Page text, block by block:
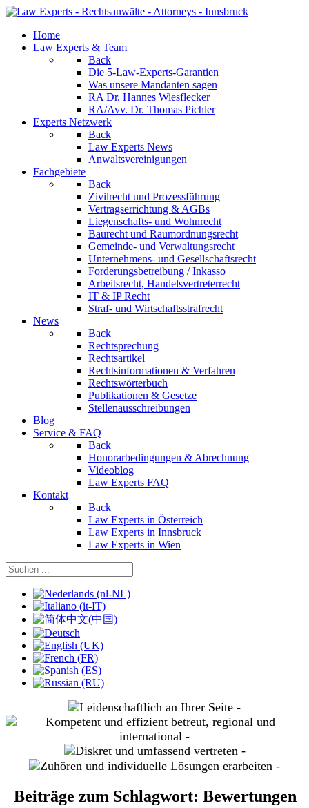
Home
Law Experts & Team
Back
Die 5-Law-Experts-Garantien
Was unsere Mandanten sagen
RA Dr. Hannes Wiesflecker
RA/Avv. Dr. Thomas Pichler
Experts Netzwerk
Back
Law Experts News
Anwaltsvereinigungen
Fachgebiete
Back
Zivilrecht und Prozessführung
Vertragserrichtung & AGBs
Liegenschafts- und Wohnrecht
Baurecht und Raumordnungsrecht
Gemeinde- und Verwaltungsrecht
Unternehmens- und Gesellschaftsrecht
Forderungsbetreibung / Inkasso
Arbeitsrecht, Handelsvertreterrecht
IT & IP Recht
Straf- und Wirtschaftsstrafrecht
News
Back
Rechtsprechung
Rechtsartikel
Rechtsinformationen & Verfahren
Rechtswörterbuch
Publikationen & Gesetze
Stellenausschreibungen
Blog
Service & FAQ
Back
Honorarbedingungen & Abrechnung
Videoblog
Law Experts FAQ
Kontakt
Back
Law Experts in Österreich
Law Experts in Innsbruck
Law Experts in Wien
Sprache auswählen
slide
slide
Beiträge zum Schlagwort: Bewertungen